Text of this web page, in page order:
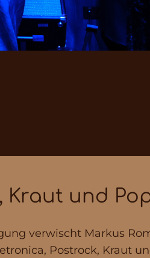
Kraut und
verwischt Markus
Postrock, Kraut